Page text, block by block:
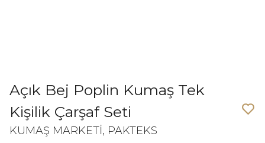
Açık Bej Poplin Kumaş Tek
Kişilik Çarşaf Seti
KUMAŞ MARKETİ, PAKTEKS